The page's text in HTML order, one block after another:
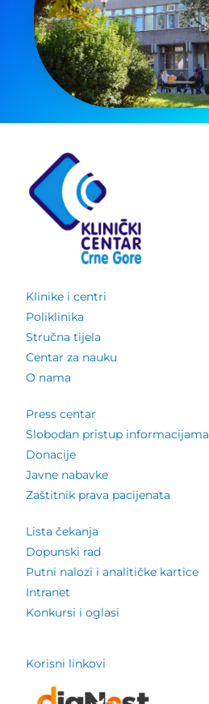
Klinike i centri
Poliklinika
Stručna tijela
Centar za nauku
O nama
Press centar
Slobodan pristup informacijama
Donacije
Javne nabavke
Zaštitnik prava pacijenata
Lista čekanja
Dopunski rad
Putni nalozi i analitičke kartice
Intranet
Konkursi i oglasi
Korisni linkovi